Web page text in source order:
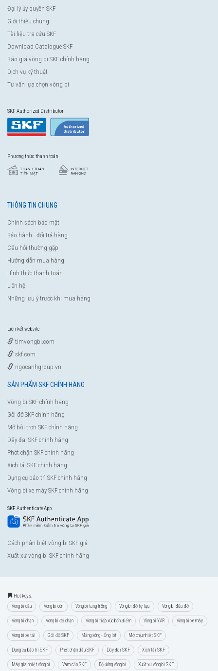
Đại lý ủy quyền SKF
Giới thiệu chung
Tài liệu tra cứu SKF
Download Catalogue SKF
Báo giá vòng bi SKF chính hãng
Dịch vụ kỹ thuật
Tư vấn lựa chọn vòng bi
SKF Authorized Distributor
Phương thức thanh toán
THÔNG TIN CHUNG
Chính sách bảo mật
Bảo hành - đổi trả hàng
Câu hỏi thường gặp
Hướng dẫn mua hàng
Hình thức thanh toán
Liên hệ
Những lưu ý trước khi mua hàng
Liên kết website
timvongbi.com
skf.com
ngocanhgroup.vn
SẢN PHẨM SKF CHÍNH HÃNG
Vòng bi SKF chính hãng
Gối đỡ SKF chính hãng
Mỡ bôi trơn SKF chính hãng
Dây đai SKF chính hãng
Phớt chặn SKF chính hãng
Xích tải SKF chính hãng
Dụng cụ bảo trì SKF chính hãng
Vòng bi xe máy SKF chính hãng
SKF Authenticate App
Cách phân biệt vòng bi SKF giả
Xuất xứ vòng bi SKF chính hãng
Hot keys:
Vòng bi cầu Vòng bi côn Vòng bi tang trống Vòng bi đỡ tự lựa Vòng bi đũa đỡ
Vòng bi chặn Vòng bi đỡ chặn Vòng bi tiếp xúc bốn điểm Vòng bi YAR Vòng bi xe máy
Vòng bi xe tải Gối đỡ SKF Măng xông - Ống lót Mỡ chịu nhiệt SKF
Dụng cụ bảo trì SKF Phớt chặn dầu SKF Dây đai SKF Xích tải SKF
Máy gia nhiệt vòng bi Vam cảo SKF Bộ đóng vòng bi Xuất xứ vòng bi SKF